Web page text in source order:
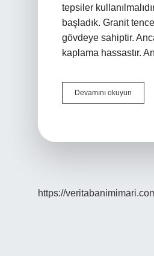
tepsiler
başladık. Granit
gövdeye sahiptir.
kaplama hassastır.
Devamını okuyun
https://